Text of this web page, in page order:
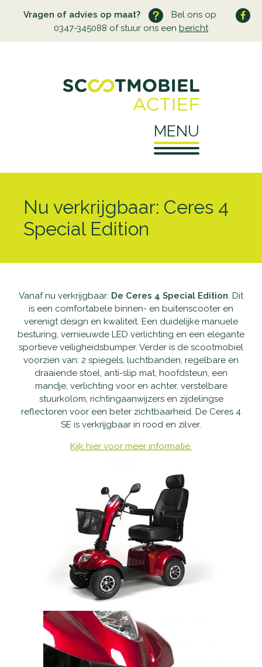
Vragen of advies op maat?
Bel ons op
0347-345088 of stuur ons een bericht
MENU
Over ons
Openingstijden
Contact
Schadeherstel
Pechhulp
Haal- en brengservice
Verzekering
Vaste scootmobielen
Opvouwbare scootmobielen
Private Lease scootmobielen
Tweedehands scootmobielen
Wandelstokken
Nieuws
Openingstijden
Contact
Nu verkrijgbaar: Ceres 4
Special Edition
Vanaf nu verkrijgbaar: De Ceres 4 Special Edition. Dit
is een comfortabele binnen- en buitenscooter en
verenigt design en kwaliteit. Een duidelijke manuele
besturing, vernieuwde LED verlichting en een elegante
sportieve veiligheidsbumper. Verder is de scootmobiel
voorzien van: 2 spiegels, luchtbanden, regelbare en
draaiende stoel, anti-slip mat, hoofdsteun, een
mandje, verlichting voor en achter, verstelbare
stuurkolom, richtingaanwijzers en zijdelingse
reflectoren voor een beter zichtbaarheid. De Ceres 4
SE is verkrijgbaar in rood en zilver.
Kijk hier voor meer informatie.